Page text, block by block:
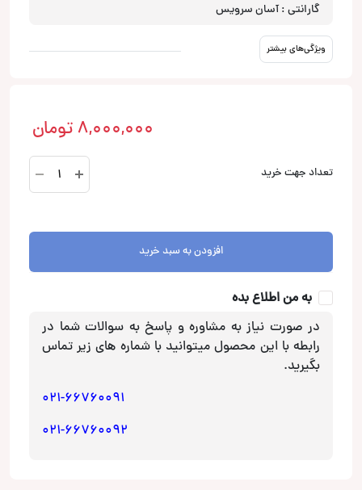
گارانتی : آسان سرویس
ویژگی‌های بیشتر
8,000,000 تومان
تعداد جهت خرید
KFC-
S6976EX
افزودن به سبد خرید
به من اطلاع بده
در صورت نیاز به مشاوره و پاسخ به سوالات شما در
رابطه با این محصول میتوانید با شماره های زیر تماس
بگیرید.
021-66760091
021-66760092